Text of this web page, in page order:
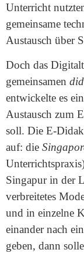
Unterricht
gemeinsame
Austausch über
Doch das
gemeinsamen
entwickelte es
Austausch zum
soll. Die E-
auf: die
Singapur in der
verbreitetes
und in einzelne
einander nach
geben, dann